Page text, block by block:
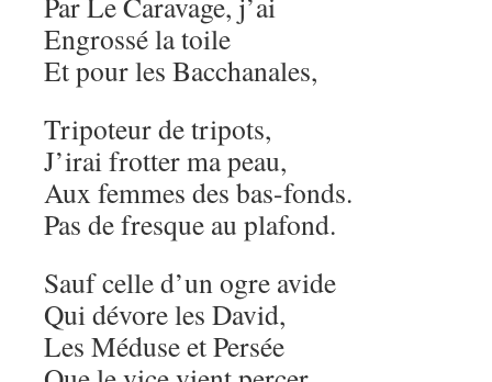
Engrossé la toile
Et pour les Bacchanales,
Tripoteur de tripots,
J’irai frotter ma peau,
Aux femmes des bas-fonds.
Pas de fresque au plafond.
Sauf celle d’un ogre avide
Qui dévore les David,
Les Méduse et Persée